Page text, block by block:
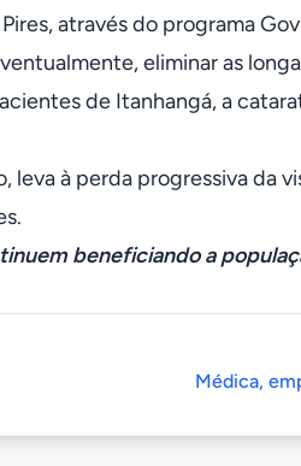
através do programa
eliminar as
de Itanhangá, a
à perda progressiva da
beneficiando a
Médica,